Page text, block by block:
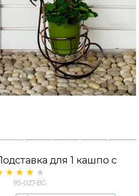
для 1 кашпо с
Улитка малая 95-
027-BG
95-027-BG